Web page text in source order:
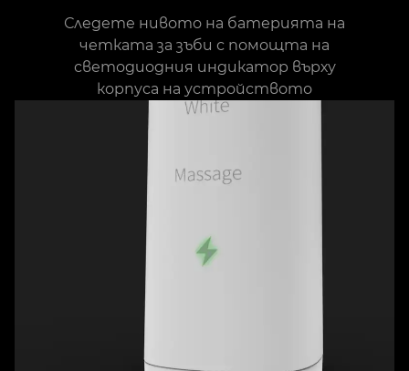
Следете нивото на батерията на
четката за зъби с помощта на
светодиодния индикатор върху
корпуса на устройството